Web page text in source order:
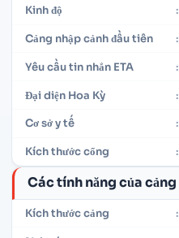
Kinh độ :
Cảng nhập cảnh đầu tiên :
Yêu cầu tin nhắn ETA :
Đại diện Hoa Kỳ :
Cơ sở y tế :
Kích thước cổng :
Các tính năng của cảng
Kích thước cảng :